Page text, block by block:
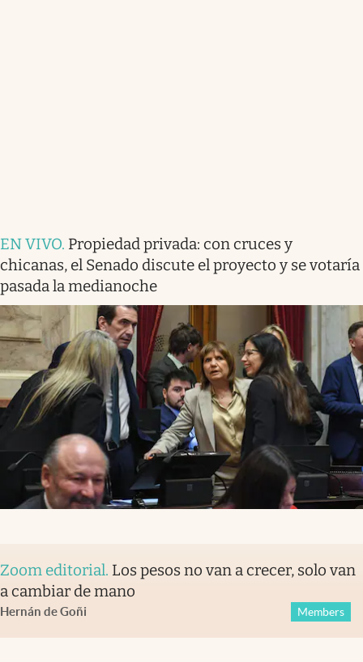
EN VIVO. Propiedad privada: con cruces y
chicanas, el Senado discute el proyecto y se votaría
pasada la medianoche
Zoom editorial. Los pesos no van a crecer, solo van
a cambiar de mano
Hernán de Goñi Members